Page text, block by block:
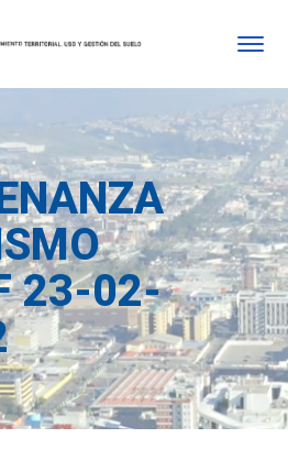
23-02-